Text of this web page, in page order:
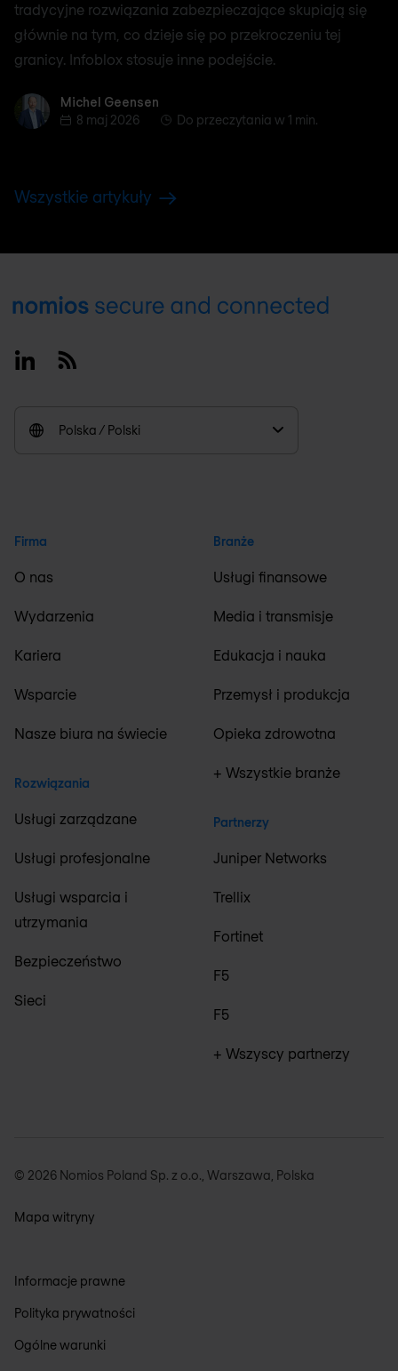
tradycyjne rozwiązania zabezpieczające skupiają się
głównie na tym, co dzieje się po przekroczeniu tej
granicy. Infoblox stosuje inne podejście.
Michel Geensen
Michel Geensen
8 maj 2026
Do przeczytania w 1 min.
Wszystkie artykuły
Footer
LinkedinRSS
Polska / Polski
Firma
O nas
Wydarzenia
Kariera
Wsparcie
Nasze biura na świecie
Rozwiązania
Usługi zarządzane
Usługi profesjonalne
Usługi wsparcia i
utrzymania
Bezpieczeństwo
Sieci
Branże
Usługi finansowe
Media i transmisje
Edukacja i nauka
Przemysł i produkcja
Opieka zdrowotna
+ Wszystkie branże
Partnerzy
Juniper Networks
Trellix
Fortinet
F5
F5
+ Wszyscy partnerzy
© 2026 Nomios Poland Sp. z o.o., Warszawa, Polska
Mapa witryny
Informacje prawne
Polityka prywatności
Ogólne warunki